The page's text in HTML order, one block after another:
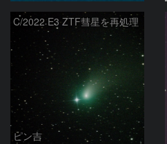
C/2022 E3 ZTF彗星を再処理
ピン吉